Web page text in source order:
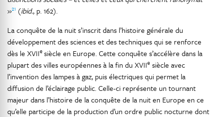
»21 (ibid., p. 162).
La conquête de la nuit s’inscrit dans l’histoire générale du
développement des sciences et des techniques qui se renforce
dès le XVIIe siècle en Europe. Cette conquête s’accélère dans la
plupart des villes européennes à la fin du XVIIe siècle avec
l’invention des lampes à gaz, puis électriques qui permet la
diffusion de l’éclairage public. Celle-ci représente un tournant
majeur dans l’histoire de la conquête de la nuit en Europe en ce
qu’elle participe de la production d’un ordre public nocturne dont